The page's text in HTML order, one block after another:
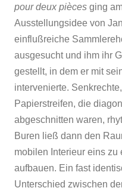
pour deux pièces ging
Ausstellungsidee von
einflußreiche
ausgesucht und ihm ihr
gestellt, in dem er mit
intervenierte.
Papierstreifen, die
abgeschnitten waren,
Buren ließ dann den
mobilen Interieur eins
aufbauen. Ein fast
Unterschied zwischen